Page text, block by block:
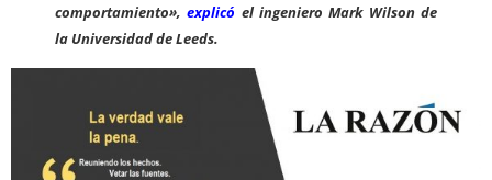
comportamiento», explicó el ingeniero Mark Wilson de
la Universidad de Leeds.